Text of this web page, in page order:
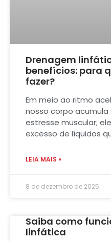
Drenagem
benefícios: para
fazer?
Em meio ao ritmo
nosso corpo
estresse muscular;
excesso de líquidos
LEIA MAIS »
8 de dezembro de 2025
Saiba como
linfática